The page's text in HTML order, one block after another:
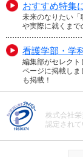
おすすめ特集
未来のなりたい
や実際に就くまで
看護学部・学
編集部がセレクト
ページに掲載しま
も掲載！
株式会社
認定されて